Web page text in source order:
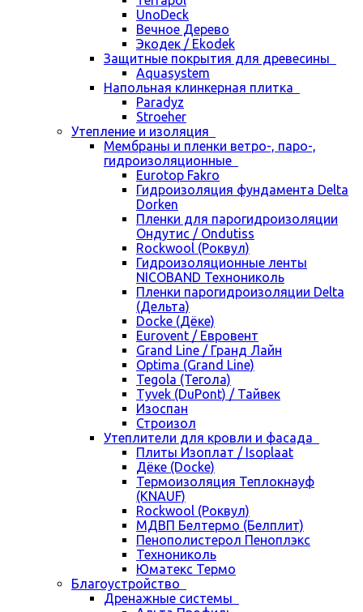
UnoDeck
Вечное Дерево
Экодек / Ekodek
Защитные покрытия для древесины
Aquasystem
Напольная клинкерная плитка
Paradyz
Stroeher
Утепление и изоляция
Мембраны и пленки ветро-, паро-,
гидроизоляционные
Eurotop Fakro
Гидроизоляция фундамента Delta
Dorken
Пленки для парогидроизоляции
Ондутис / Ondutiss
Rockwool (Роквул)
Гидроизоляционные ленты
NICOBAND Технониколь
Пленки парогидроизоляции Delta
(Дельта)
Docke (Дёке)
Eurovent / Евровент
Grand Line / Гранд Лайн
Optima (Grand Line)
Tegola (Тегола)
Tyvek (DuPont) / Тайвек
Изоспан
Строизол
Утеплители для кровли и фасада
Плиты Изоплат / Isoplaat
Дёке (Docke)
Термоизоляция Теплокнауф
(KNAUF)
Rockwool (Роквул)
МДВП Белтермо (Белплит)
Пенополистерол Пеноплэкс
Технониколь
Юматекс Термо
Благоустройство
Дренажные системы